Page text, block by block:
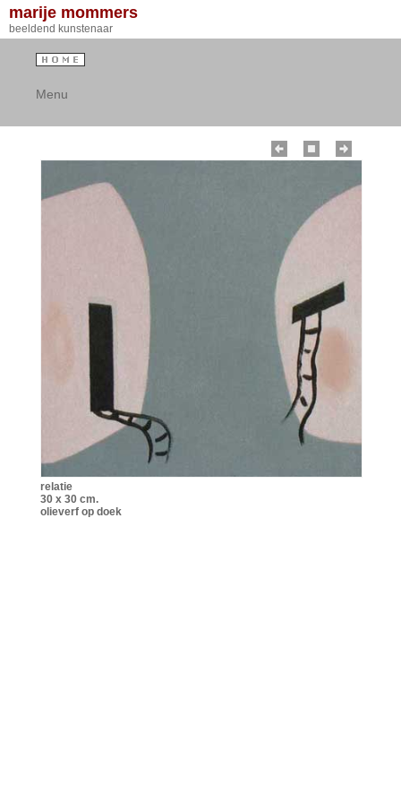
marije mommers
beeldend kunstenaar
Menu
relatie
30 x 30 cm.
olieverf op doek